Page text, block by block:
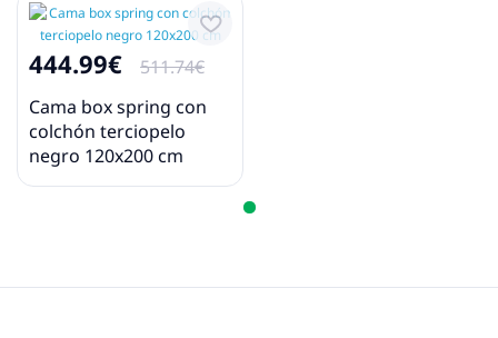
444.99€
511.74€
Cama box spring con
colchón terciopelo
negro 120x200 cm